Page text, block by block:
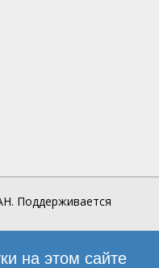
Поддерживается
на этом сайте